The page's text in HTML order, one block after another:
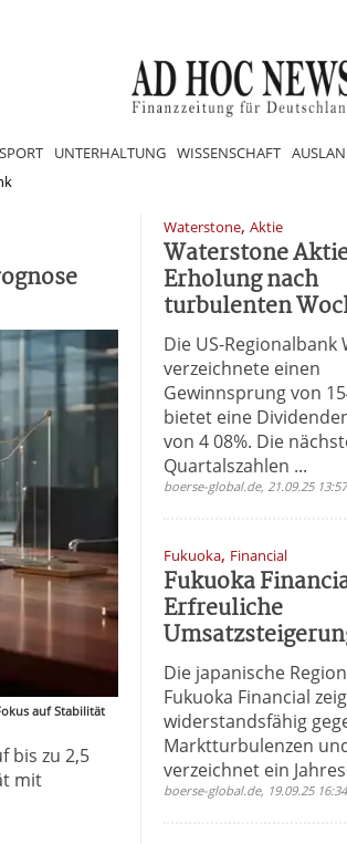
SPORT UNTERHALTUNG WISSENSCHAFT
auf Stabilität
bis zu 2,5
mit
Waterstone, Aktie
Waterstone
Erholung nach
turbulenten
Die US-Regionalbank
verzeichnete einen
Gewinnsprung von
bietet eine
von 4 08%. Die
Quartalszahlen ...
boerse-global.de, 21.09.25
Fukuoka, Financial
Fukuoka
Erfreuliche
Die japanische
Fukuoka Financial
widerstandsfähig
Marktturbulenzen
verzeichnet ein
boerse-global.de, 19.09.25